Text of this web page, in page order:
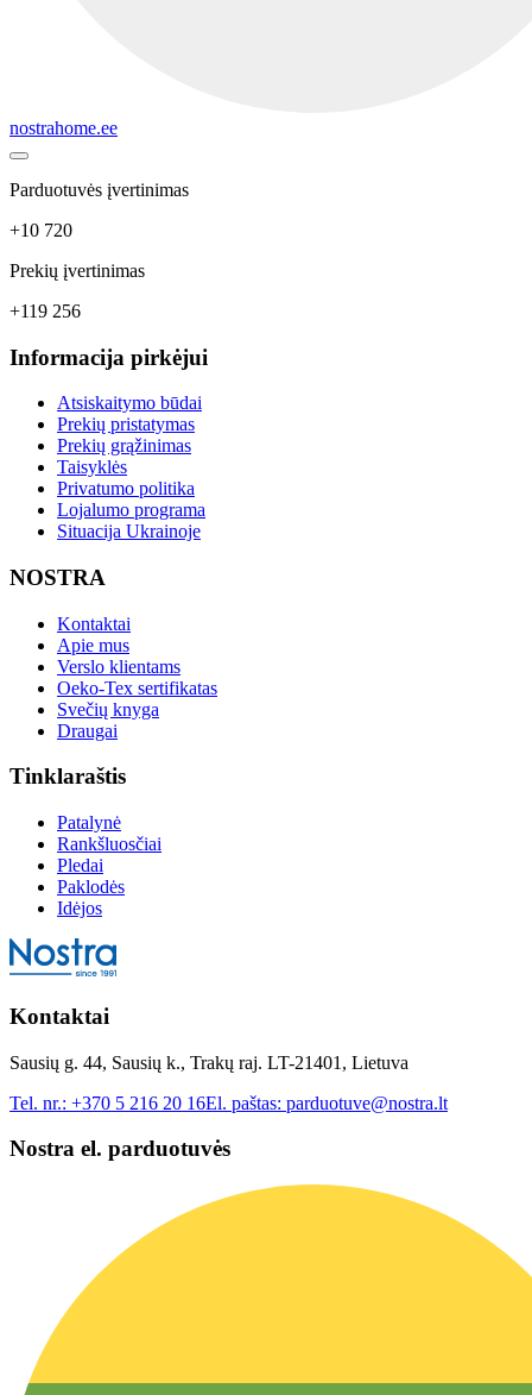
nostrahome.ee
Parduotuvės įvertinimas
+10 720
Prekių įvertinimas
+119 256
Informacija pirkėjui
Atsiskaitymo būdai
Prekių pristatymas
Prekių grąžinimas
Taisyklės
Privatumo politika
Lojalumo programa
Situacija Ukrainoje
NOSTRA
Kontaktai
Apie mus
Verslo klientams
Oeko-Tex sertifikatas
Svečių knyga
Draugai
Tinklaraštis
Patalynė
Rankšluosčiai
Pledai
Paklodės
Idėjos
Kontaktai
Sausių g. 44, Sausių k., Trakų raj. LT-21401, Lietuva
Tel. nr.: +370 5 216 20 16El. paštas: parduotuve@nostra.lt
Nostra el. parduotuvės